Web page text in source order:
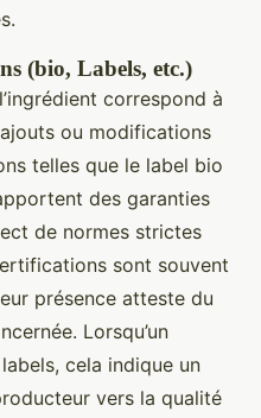
(bio, Labels, etc.)
correspond à
ajouts ou modifications
telles que le label bio
des garanties
de normes strictes
sont souvent
présence atteste du
Lorsqu’un
cela indique un
vers la qualité